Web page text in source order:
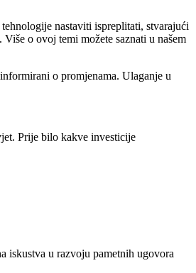
nastaviti ispreplitati, stvarajući
o ovoj temi možete saznati u našem
o promjenama. Ulaganje u
Prije bilo kakve investicije
iskustva u razvoju pametnih ugovora